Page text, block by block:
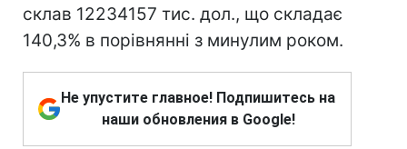
склав 12234157 тис. дол., що складає
140,3% в порівнянні з минулим роком.
Не упустите главное! Подпишитесь на
наши обновления в Google!